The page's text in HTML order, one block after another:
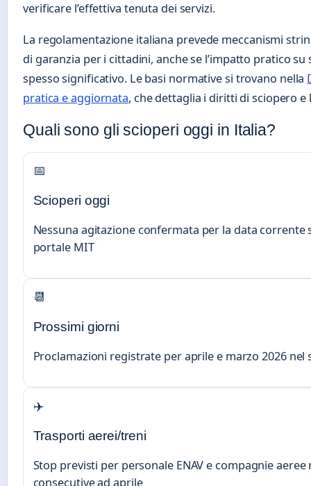
verificare l’effettiva tenuta dei servizi.
La regolamentazione italiana prevede meccanismi
di garanzia per i cittadini, anche se l’impatto pratico
spesso significativo. Le basi normative si trovano nella
pratica e aggiornata, che dettaglia i diritti di sciopero
Quali sono gli scioperi oggi in Italia?
📅
Scioperi oggi
Nessuna agitazione confermata per la data
portale MIT
📆
Prossimi giorni
Proclamazioni registrate per aprile e marzo 2026
✈️
Trasporti aerei/treni
Stop previsti per personale ENAV e compagnie aeree
consecutive ad aprile